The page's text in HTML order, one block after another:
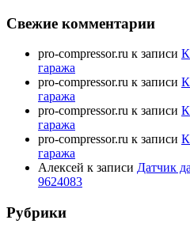
Свежие комментарии
pro-compressor.ru к записи
гаража
pro-compressor.ru к записи
гаража
pro-compressor.ru к записи
гаража
pro-compressor.ru к записи
гаража
Алексей к записи Датчик
9624083
Рубрики